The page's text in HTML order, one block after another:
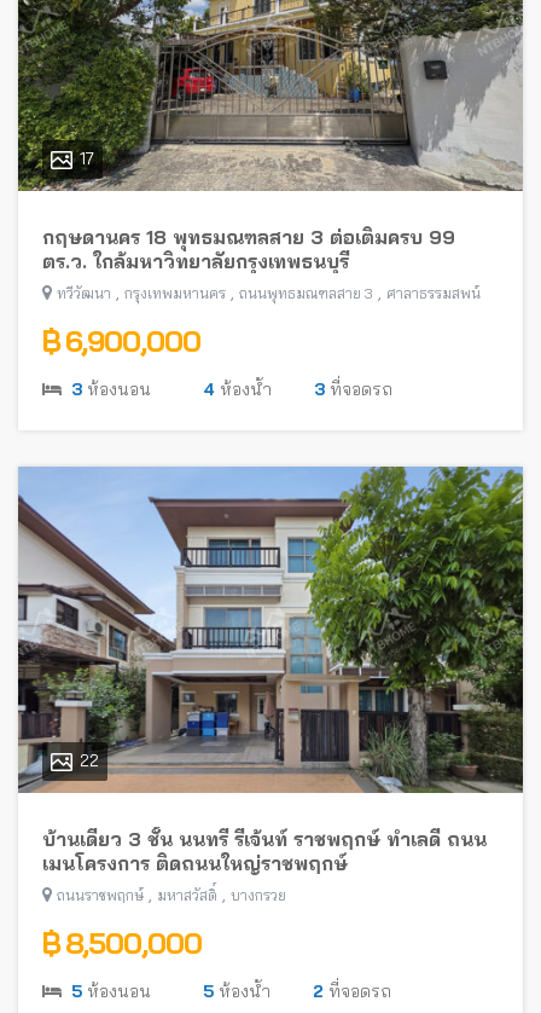
17
กฤษดานคร 18 พุทธมณฑลสาย 3 ต่อเติมครบ 99
ตร.ว. ใกล้มหาวิทยาลัยกรุงเทพธนบุรี
ทวีวัฒนา , กรุงเทพมหานคร , ถนนพุทธมณฑลสาย 3 , ศาลาธรรมสพน์
฿ 6,900,000
3 ห้องนอน 4 ห้องน้ำ 3 ที่จอดรถ
22
บ้านเดี่ยว 3 ชั้น นนทรี รีเจ้นท์ ราชพฤกษ์ ทำเลดี ถนน
เมนโครงการ ติดถนนใหญ่ราชพฤกษ์
ถนนราชพฤกษ์ มหาสวัสดิ์ บางกรวย
฿ 8,500,000
5 ห้องนอน 5 ห้องน้ำ 2 ที่จอดรถ